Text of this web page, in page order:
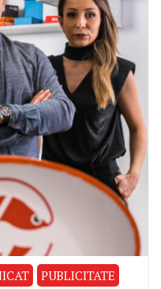
PUBLICITATE